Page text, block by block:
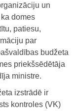
un
domes
patiesu,
par
budžeta
priekšsēdētāja
ministre.
izstrādē ir
kontroles (VK)